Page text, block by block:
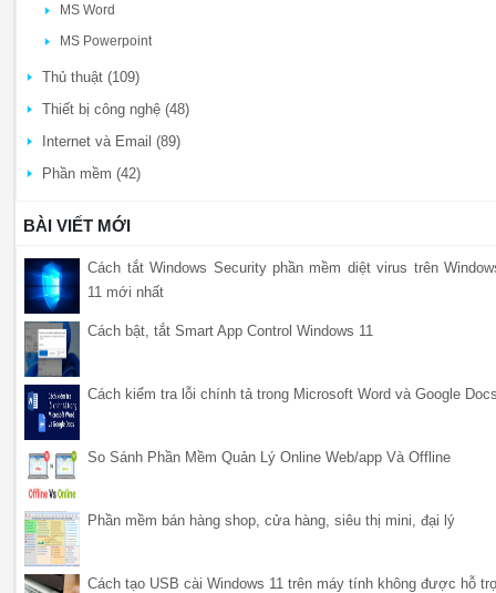
MS Word
MS Powerpoint
Thủ thuật (109)
Thiết bị công nghệ (48)
Internet và Email (89)
Phần mềm (42)
BÀI VIẾT MỚI
Cách tắt Windows Security phần mềm diệt virus trên
11 mới nhất
Cách bật, tắt Smart App Control Windows 11
Cách kiểm tra lỗi chính tả trong Microsoft Word và Google
So Sánh Phần Mềm Quản Lý Online Web/app Và Offline
Phần mềm bán hàng shop, cửa hàng, siêu thị mini, đại lý
Cách tạo USB cài Windows 11 trên máy tính không được hỗ